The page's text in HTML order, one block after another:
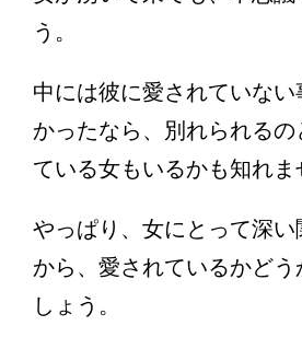
う。
中には彼に愛されていな
かったなら、別れられる
ている女もいるかも知れま
やっぱり、女にとって深い
から、愛されているかど
しょう。